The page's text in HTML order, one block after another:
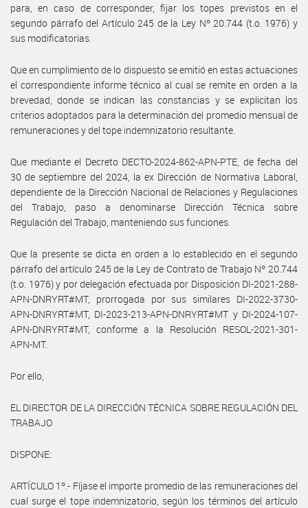
para, en caso de corresponder, fijar los topes previstos en el
segundo párrafo del Artículo 245 de la Ley Nº 20.744 (t.o. 1976) y
sus modificatorias.
Que en cumplimiento de lo dispuesto se emitió en estas actuaciones
el correspondiente informe técnico al cual se remite en orden a la
brevedad, donde se indican las constancias y se explicitan los
criterios adoptados para la determinación del promedio mensual de
remuneraciones y del tope indemnizatorio resultante.
Que mediante el Decreto DECTO-2024-862-APN-PTE, de fecha del
30 de septiembre del 2024, la ex Dirección de Normativa Laboral,
dependiente de la Dirección Nacional de Relaciones y Regulaciones
del Trabajo, paso a denominarse Dirección Técnica sobre
Regulación del Trabajo, manteniendo sus funciones.
Que la presente se dicta en orden a lo establecido en el segundo
párrafo del artículo 245 de la Ley de Contrato de Trabajo Nº 20.744
(t.o. 1976) y por delegación efectuada por Disposición DI-2021-288-
APN-DNRYRT#MT, prorrogada por sus similares DI-2022-3730-
APN-DNRYRT#MT, DI-2023-213-APN-DNRYRT#MT y DI-2024-107-
APN-DNRYRT#MT, conforme a la Resolución RESOL-2021-301-
APN-MT.
Por ello,
EL DIRECTOR DE LA DIRECCIÓN TÉCNICA SOBRE REGULACIÓN DEL
TRABAJO
DISPONE:
ARTÍCULO 1º.- Fíjase el importe promedio de las remuneraciones del
cual surge el tope indemnizatorio, según los términos del artículo